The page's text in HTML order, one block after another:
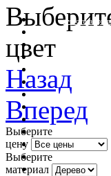
очистить
цвет
Назад
Вперед
Выберите
цену
Выберите
материал